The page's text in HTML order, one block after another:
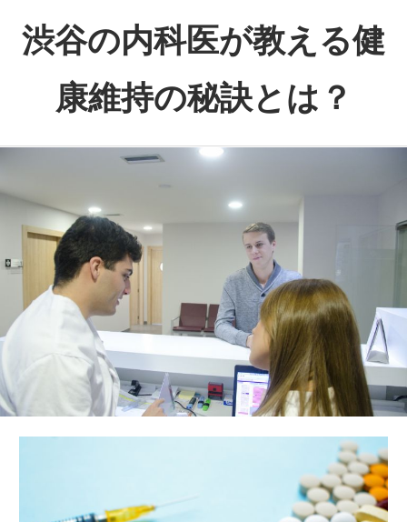
へ
キ
渋谷の内科医が教える健
康維持の秘訣とは？
心
と
体
健